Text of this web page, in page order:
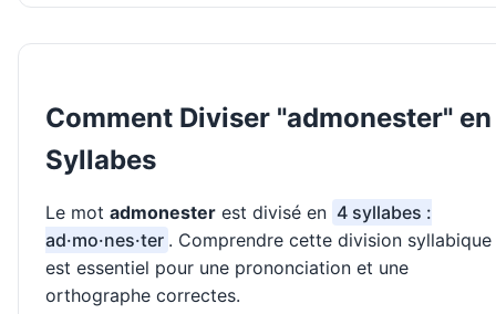
Comment Diviser "admonester" en
Syllabes
Le mot admonester est divisé en 4 syllabes :
ad·mo·nes·ter . Comprendre cette division syllabique
est essentiel pour une prononciation et une
orthographe correctes.